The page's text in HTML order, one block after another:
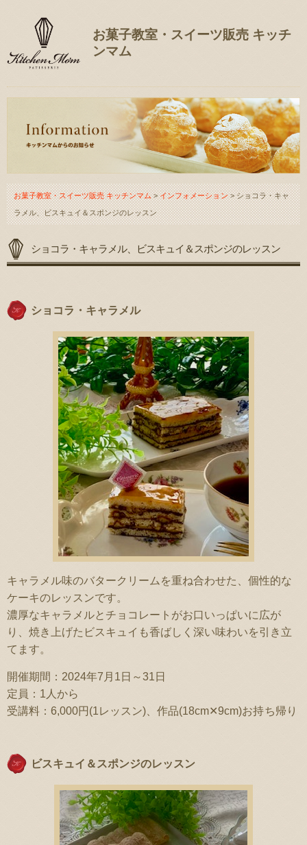
お菓子教室・スイーツ販売 キッチ
ンマム
お菓子教室・スイーツ販売 キッチンマム>インフォメーション> ショコラ・キャ
ラメル、ビスキュイ＆スポンジのレッスン
ショコラ・キャラメル、ビスキュイ＆スポンジのレッスン
ショコラ・キャラメル
キャラメル味のバタークリームを重ね合わせた、個性的な
ケーキのレッスンです。
濃厚なキャラメルとチョコレートがお口いっぱいに広が
り、焼き上げたビスキュイも香ばしく深い味わいを引き立
てます。
開催期間：2024年7月1日～31日
定員：1人から
受講料：6,000円(1レッスン)、作品(18cm✕9cm)お持ち帰り
ビスキュイ＆スポンジのレッスン